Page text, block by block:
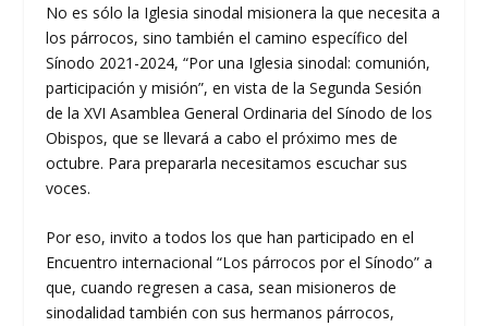
No es sólo la Iglesia sinodal misionera la que necesita a
los párrocos, sino también el camino específico del
Sínodo 2021-2024, “Por una Iglesia sinodal: comunión,
participación y misión”, en vista de la Segunda Sesión
de la XVI Asamblea General Ordinaria del Sínodo de los
Obispos, que se llevará a cabo el próximo mes de
octubre. Para prepararla necesitamos escuchar sus
voces.
Por eso, invito a todos los que han participado en el
Encuentro internacional “Los párrocos por el Sínodo” a
que, cuando regresen a casa, sean misioneros de
sinodalidad también con sus hermanos párrocos,